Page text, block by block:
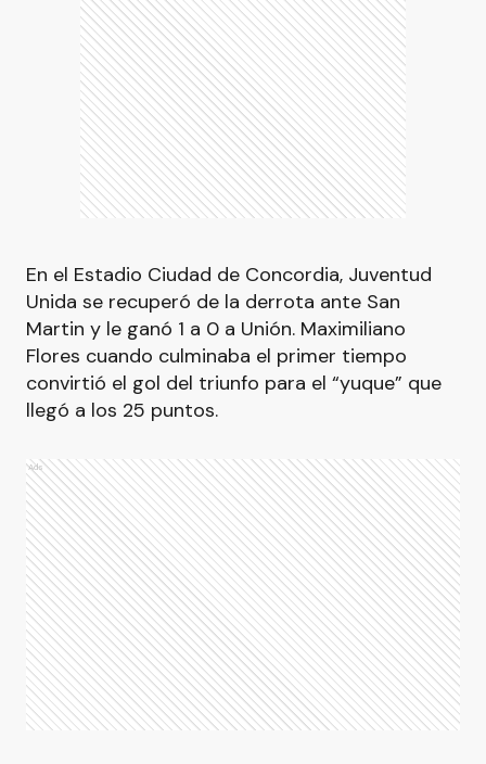
En el Estadio Ciudad de Concordia, Juventud
Unida se recuperó de la derrota ante San
Martin y le ganó 1 a 0 a Unión. Maximiliano
Flores cuando culminaba el primer tiempo
convirtió el gol del triunfo para el “yuque” que
llegó a los 25 puntos.
Ads